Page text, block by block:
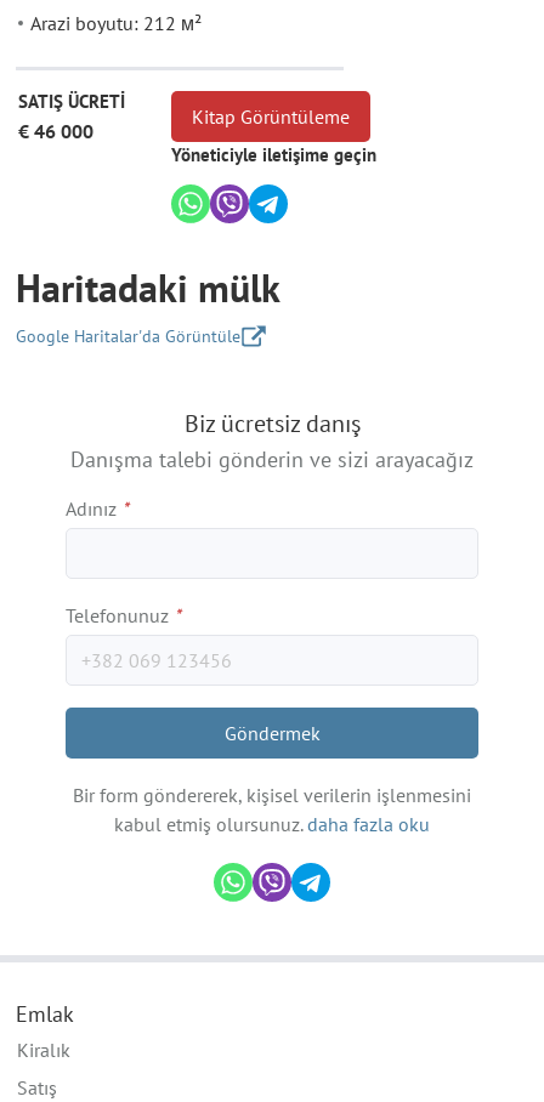
Arazi boyutu: 212 м²
SATIŞ ÜCRETİ
€ 46 000
Kitap Görüntüleme
Yöneticiyle iletişime geçin
Haritadaki mülk
Google Haritalar'da Görüntüle
Biz ücretsiz danış
Danışma talebi gönderin ve sizi arayacağız
Adınız *
Telefonunuz *
Göndermek
Bir form göndererek, kişisel verilerin işlenmesini
kabul etmiş olursunuz.daha fazla oku
Emlak
Kiralık
Satış